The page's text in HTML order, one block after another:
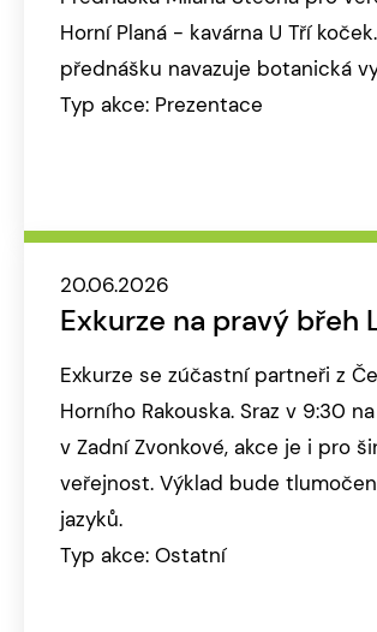
Horní Planá - kavárna U Tří
přednášku navazuje botanická
Typ akce: Prezentace
20.06.2026
Exkurze na pravý břeh
Exkurze se zúčastní partneři z
Horního Rakouska. Sraz v 9:30
v Zadní Zvonkové, akce je i pro
veřejnost. Výklad bude
jazyků.
Typ akce: Ostatní